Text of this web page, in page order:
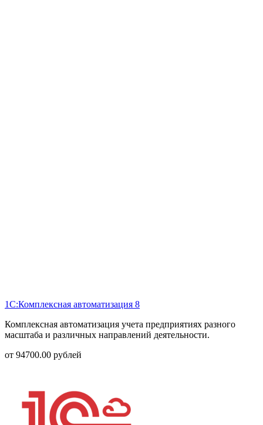
1С:Комплексная автоматизация 8
Комплексная автоматизация учета предприятиях разного
масштаба и различных направлений деятельности.
от 94700.00 рублей